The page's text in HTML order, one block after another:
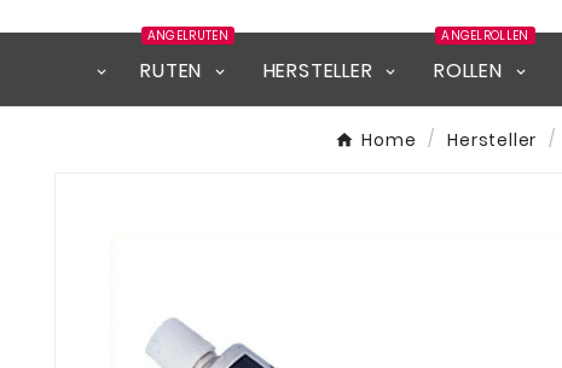
RUTEN
ANGELRUTEN
HERSTELLER ROLLEN
ANGELROLLEN
Home Hersteller